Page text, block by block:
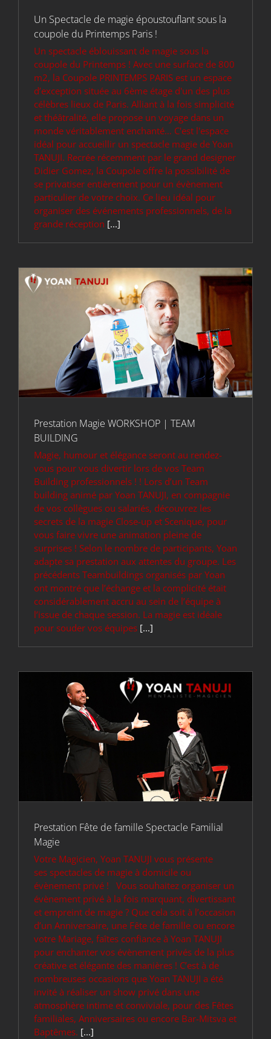
Un Spectacle de magie époustouflant sous la
coupole du Printemps Paris !
Un spectacle éblouissant de magie sous la
coupole du Printemps ! Avec une surface de 800
m2, la Coupole PRINTEMPS PARIS est un espace
d’exception située au 6ème étage d'un des plus
célèbres lieux de Paris. Alliant à la fois simplicité
et théâtralité, elle propose un voyage dans un
monde véritablement enchanté… C'est l'espace
idéal pour accueillir un spectacle magie de Yoan
TANUJI. Recrée récemment par le grand designer
Didier Gomez, la Coupole offre la possibilité de
se privatiser entièrement pour un évènement
particulier de votre choix. Ce lieu idéal pour
organiser des événements professionnels, de la
grande réception [...]
Prestation Magie WORKSHOP | TEAM
BUILDING
Magie, humour et élégance seront au rendez-
vous pour vous divertir lors de vos Team
Building professionnels ! ! Lors d’un Team
building animé par Yoan TANUJI, en compagnie
de vos collègues ou salariés, découvrez les
secrets de la magie Close-up et Scenique, pour
vous faire vivre une animation pleine de
surprises ! Selon le nombre de participants, Yoan
adapte sa prestation aux attentes du groupe. Les
précédents Teambuildings organisés par Yoan
ont montré que l’échange et la complicité était
considérablement accru au sein de l’équipe à
l’issue de chaque session. La magie est idéale
pour souder vos équipes [...]
Prestation Fête de famille Spectacle Familial
Magie
Votre Magicien, Yoan TANUJI vous présente
ses spectacles de magie à domicile ou
évènement privé ! Vous souhaitez organiser un
évènement privé à la fois marquant, divertissant
et empreint de magie ? Que cela soit à l’occasion
d’un Anniversaire, une Fête de famille ou encore
votre Mariage, faîtes confiance à Yoan TANUJI
pour enchanter vos évènement privés de la plus
créative et élégante des manières ! C’est à de
nombreuses occasions que Yoan TANUJI a été
invité à réaliser un show privé dans une
atmosphère intime et conviviale, pour des Fêtes
familiales, Anniversaires ou encore Bar-Mitsva et
Baptêmes. [...]